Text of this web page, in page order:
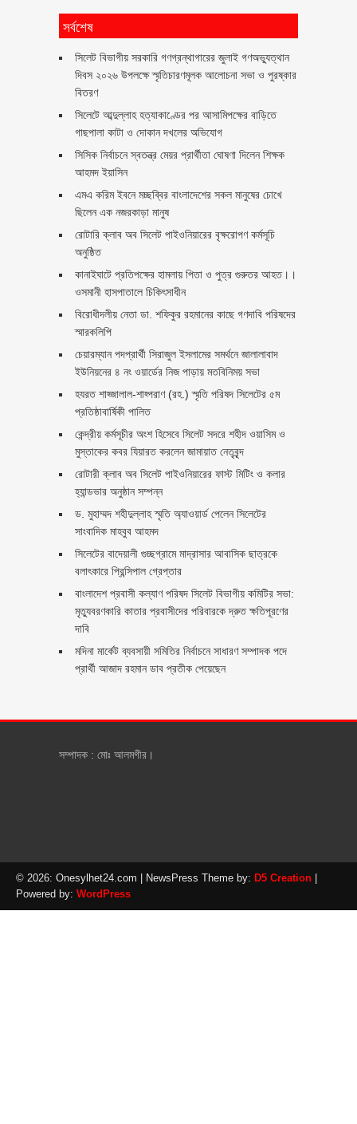
সর্বশেষ
সিলেট বিভাগীয় সরকারি গণগ্রন্থাগারের জুলাই গণঅভ্যুত্থান
দিবস ২০২৬ উপলক্ষে স্মৃতিচারণমূলক আলোচনা সভা ও পুরষ্কার
বিতরণ ‎ ‎
সিলেটে আব্দুল্লাহ হত্যাকাণ্ডের পর আসামিপক্ষের বাড়িতে
গাছপালা কাটা ও দোকান দখলের অভিযোগ
সিসিক নির্বাচনে স্বতন্ত্র মেয়র প্রার্থীতা ঘোষণা দিলেন শিক্ষক
আহমদ ইয়াসিন
এমএ করিম ইবনে মচ্ছব্বির বাংলাদেশের সকল মানুষের চোখে
ছিলেন এক নজরকাড়া মানুষ ‎
রোটারি ক্লাব অব সিলেট পাইওনিয়ারের বৃক্ষরোপণ কর্মসূচি
অনুষ্ঠিত
কানাইঘাটে প্রতিপক্ষের হামলায় পিতা ও পুত্র গুরুতর আহত।।
ওসমানী হাসপাতালে চিকিৎসাধীন
বিরোধীদলীয় নেতা ডা. শফিকুর রহমানের কাছে গণদাবি পরিষদের
স্মারকলিপি ‎
চেয়ারম্যান পদপ্রার্থী সিরাজুল ইসলামের সমর্থনে জালালাবাদ
ইউনিয়নের ৪ নং ওয়ার্ডের নিজ পাড়ায় মতবিনিময় সভা
হযরত শাহ্জালাল-শাহ্পরাণ (রহ.) স্মৃতি পরিষদ সিলেটের ৫ম
প্রতিষ্ঠাবার্ষিকী পালিত ‎​
কেন্দ্রীয় কর্মসূচীর অংশ হিসেবে সিলেট সদরে শহীদ ওয়াসিম ও
মুস্তাকের কবর যিয়ারত করলেন জামায়াত নেতৃবৃন্দ ‎
রোটারী ক্লাব অব সিলেট পাইওনিয়ারের ফাস্ট মিটিং ও কলার
হ্যান্ডভার অনুষ্ঠান সম্পন্ন
ড. মুহাম্মদ শহীদুল্লাহ স্মৃতি অ্যাওয়ার্ড পেলেন সিলেটের
সাংবাদিক মাহবুব আহমদ
সিলেটের বাদেয়ালী গুচ্ছগ্রামে মাদ্রাসার আবাসিক ছাত্রকে
বলাৎকারে প্রিন্সিপাল গ্রেপ্তার ‎
বাংলাদেশ প্রবাসী কল্যাণ পরিষদ সিলেট বিভাগীয় কমিটির সভা:
মৃত্যুবরণকারি কাতার প্রবাসীদের পরিবারকে দ্রুত ক্ষতিপূরণের
দাবি
মদিনা মার্কেট ব্যবসায়ী সমিতির নির্বাচনে সাধারণ সম্পাদক পদে
প্রার্থী আজাদ রহমান ডাব প্রতীক পেয়েছেন ‎
সম্পাদক : মোঃ আলমগীর।
© 2026: Onesylhet24.com | NewsPress Theme by: D5 Creation
Powered by: WordPress